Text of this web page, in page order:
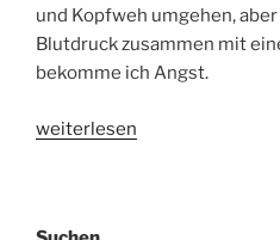
und Kopfweh umgehen,
Blutdruck zusammen mit
bekomme ich Angst.
„Wer
weiterlesen